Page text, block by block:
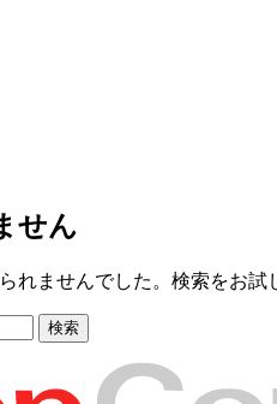
せん
れませんでした。検索をお試